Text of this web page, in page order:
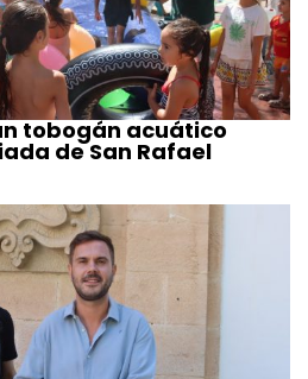
tobogán acuático
de San Rafael